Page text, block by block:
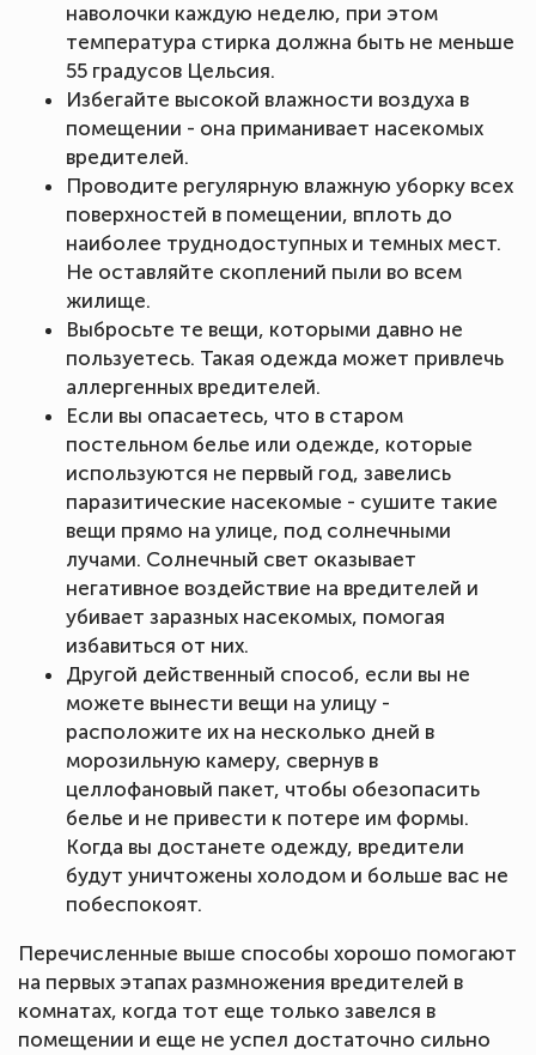
наволочки каждую неделю, при этом
температура стирка должна быть не меньше
55 градусов Цельсия.
Избегайте высокой влажности воздуха в
помещении - она приманивает насекомых
вредителей.
Проводите регулярную влажную уборку всех
поверхностей в помещении, вплоть до
наиболее труднодоступных и темных мест.
Не оставляйте скоплений пыли во всем
жилище.
Выбросьте те вещи, которыми давно не
пользуетесь. Такая одежда может привлечь
аллергенных вредителей.
Если вы опасаетесь, что в старом
постельном белье или одежде, которые
используются не первый год, завелись
паразитические насекомые - сушите такие
вещи прямо на улице, под солнечными
лучами. Солнечный свет оказывает
негативное воздействие на вредителей и
убивает заразных насекомых, помогая
избавиться от них.
Другой действенный способ, если вы не
можете вынести вещи на улицу -
расположите их на несколько дней в
морозильную камеру, свернув в
целлофановый пакет, чтобы обезопасить
белье и не привести к потере им формы.
Когда вы достанете одежду, вредители
будут уничтожены холодом и больше вас не
побеспокоят.
Перечисленные выше способы хорошо помогают
на первых этапах размножения вредителей в
комнатах, когда тот еще только завелся в
помещении и еще не успел достаточно сильно